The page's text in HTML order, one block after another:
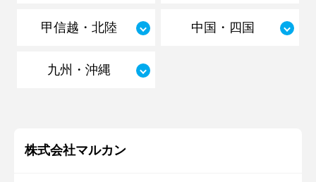
甲信越・北陸 中国・四国
九州・沖縄
株式会社マルカン